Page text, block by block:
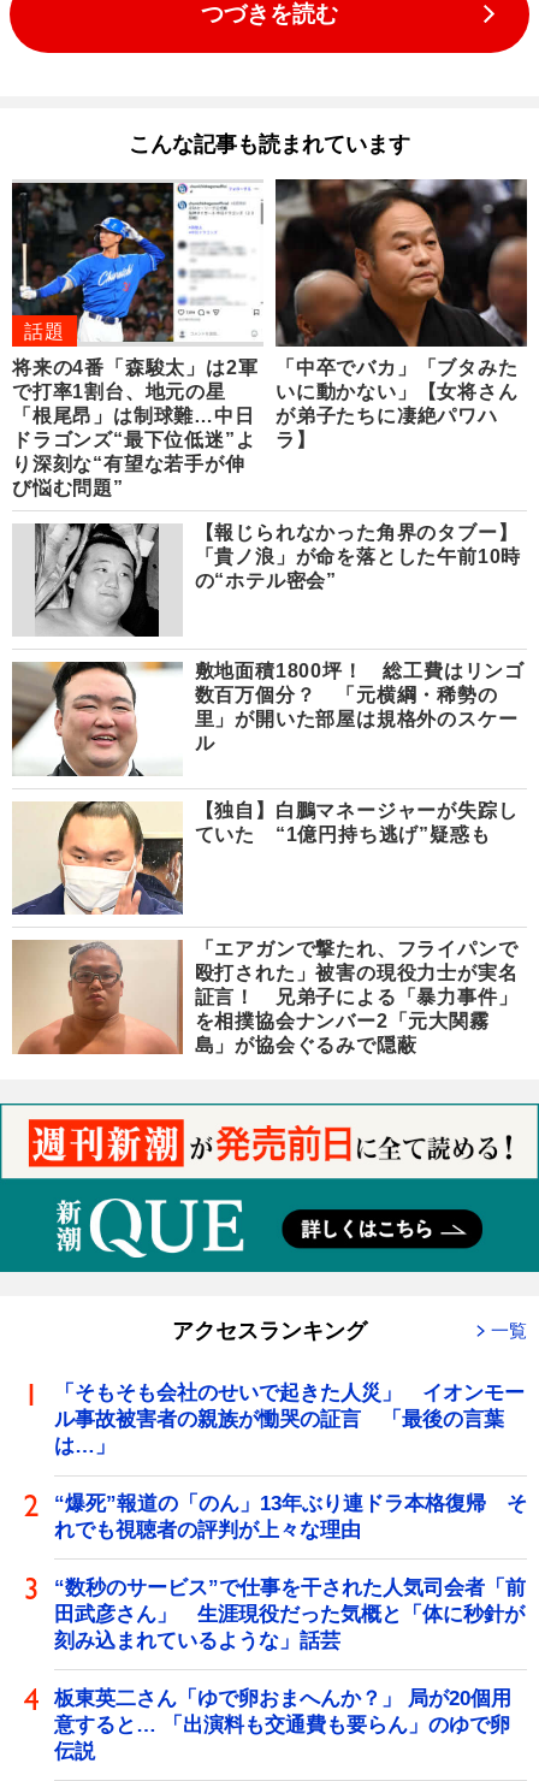
つづきを読む
こんな記事も読まれています
話題
将来の4番「森駿太」は2軍
で打率1割台、地元の星
「根尾昂」は制球難…中日
ドラゴンズ“最下位低迷”よ
り深刻な“有望な若手が伸
び悩む問題”
「中卒でバカ」「ブタみた
いに動かない」【女将さん
が弟子たちに凄絶パワハ
ラ】
【報じられなかった角界のタブー】
「貴ノ浪」が命を落とした午前10時
の“ホテル密会”
敷地面積1800坪！ 総工費はリンゴ
数百万個分？ 「元横綱・稀勢の
里」が開いた部屋は規格外のスケー
ル
【独自】白鵬マネージャーが失踪し
ていた “1億円持ち逃げ”疑惑も
「エアガンで撃たれ、フライパンで
殴打された」被害の現役力士が実名
証言！ 兄弟子による「暴力事件」
を相撲協会ナンバー2「元大関霧
島」が協会ぐるみで隠蔽
アクセスランキング 一覧
「そもそも会社のせいで起きた人災」 イオンモー
ル事故被害者の親族が慟哭の証言 「最後の言葉
は…」
“爆死”報道の「のん」13年ぶり連ドラ本格復帰 そ
れでも視聴者の評判が上々な理由
“数秒のサービス”で仕事を干された人気司会者「前
田武彦さん」 生涯現役だった気概と「体に秒針が
刻み込まれているような」話芸
板東英二さん「ゆで卵おまへんか？」 局が20個用
意すると… 「出演料も交通費も要らん」のゆで卵
伝説